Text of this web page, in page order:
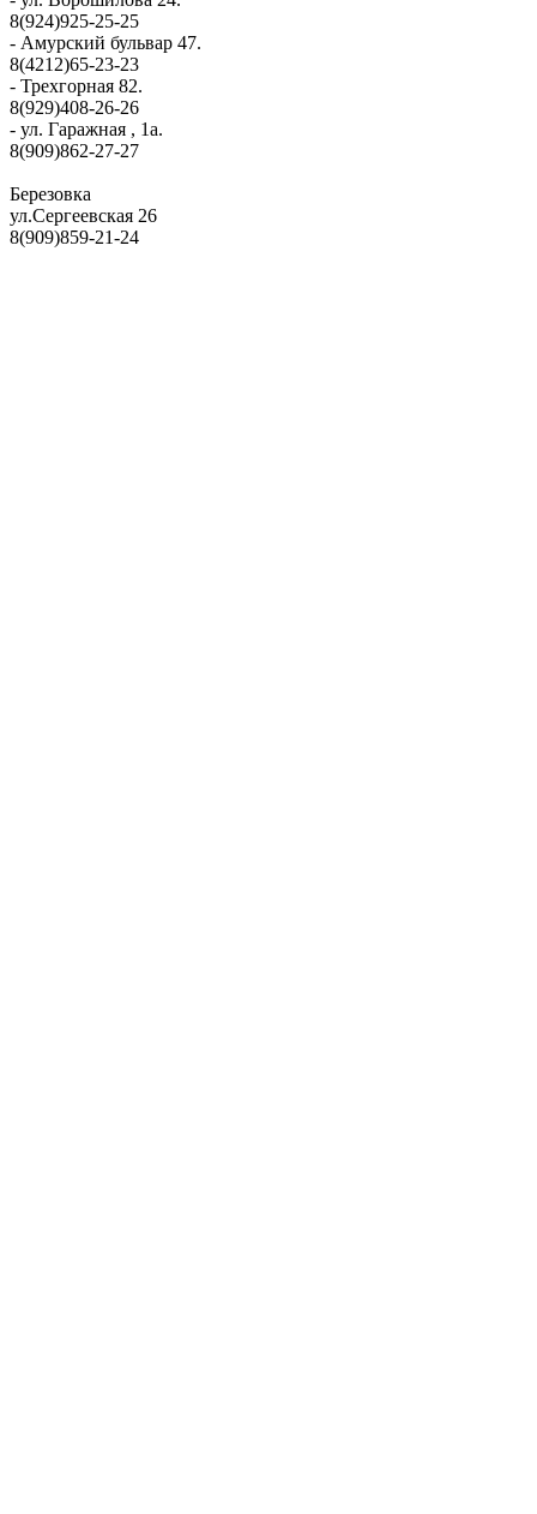
8(924)925-25-25
- Амурский бульвар 47.
8(4212)65-23-23
- Трехгорная 82.
8(929)408-26-26
- ул. Гаражная , 1а.
8(909)862-27-27
Березовка
ул.Сергеевская 26
8(909)859-21-24